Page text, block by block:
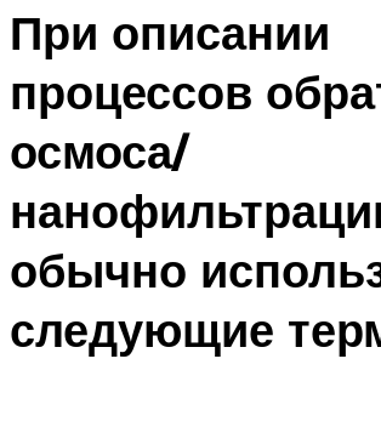
ОЧИСТКА БАССЕЙНОВ
При описании
процессов
осмоса/
обычно
следующие